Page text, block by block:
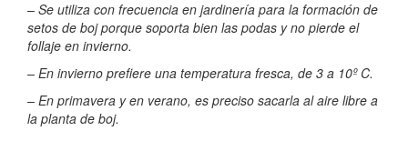
– Se utiliza con frecuencia en jardinería para la formación de
setos de boj porque soporta bien las podas y no pierde el
follaje en invierno.
– En invierno prefiere una temperatura fresca, de 3 a 10º C.
– En primavera y en verano, es preciso sacarla al aire libre a
la planta de boj.